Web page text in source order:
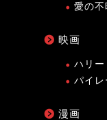
愛の不
映画
ハリー
パイレ
漫画